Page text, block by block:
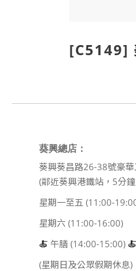
[C5149]
葵興總店：
葵興葵昌路26-38號豪
(鄰近葵興港鐵站，5分
星期一至五 (11:00-
星期六 (11:00-16:00)
🍝 午膳 (14:00-15:00) 🍝
(星期日及公眾假期休息)